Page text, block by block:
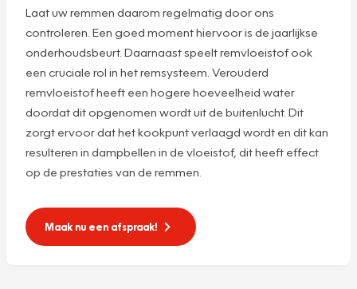
Laat uw remmen daarom regelmatig door ons
controleren. Een goed moment hiervoor is de jaarlijkse
onderhoudsbeurt. Daarnaast speelt remvloeistof ook
een cruciale rol in het remsysteem. Verouderd
remvloeistof heeft een hogere hoeveelheid water
doordat dit opgenomen wordt uit de buitenlucht. Dit
zorgt ervoor dat het kookpunt verlaagd wordt en dit kan
resulteren in dampbellen in de vloeistof, dit heeft effect
op de prestaties van de remmen.
Maak nu een afspraak!